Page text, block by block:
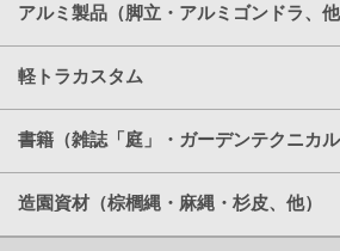
アルミ製品（脚立・アルミゴンドラ、他
軽トラカスタム
書籍（雑誌「庭」・ガーデンテクニカル
造園資材（棕櫚縄・麻縄・杉皮、他）